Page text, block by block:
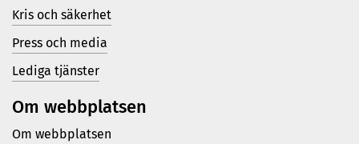
Kris och säkerhet
Press och media
Lediga tjänster
Om webbplatsen
Om webbplatsen